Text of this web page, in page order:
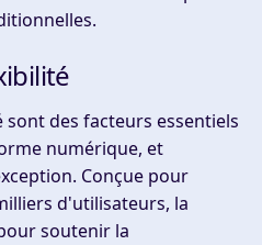
des facteurs essentiels
numérique, et
Conçue pour
d'utilisateurs, la
soutenir la